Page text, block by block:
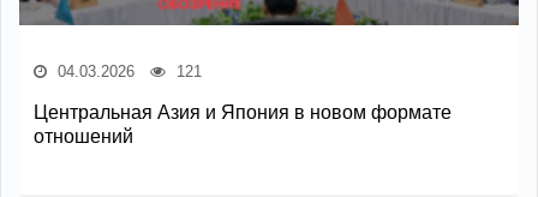
04.03.2026 121
Центральная Азия и Япония в новом формате
отношений